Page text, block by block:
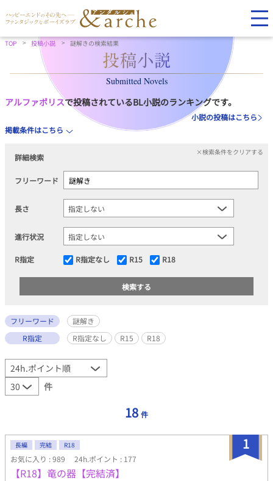
TOP 投稿小説 謎解きの検索結果
Submitted Novels
アルファポリスで投稿されているBL小説のランキングです。
小説の投稿はこちら
掲載条件はこちら
詳細検索
×検索条件をクリアする
フリーワード
長さ
進行状況
R指定 R指定なし R15 R18
フリーワード
謎解き
R指定
R指定なし R15 R18
件
18 件
1
長編 完結 R18
お気に入り : 989 24h.ポイント : 177
【R18】竜の器【完結済】